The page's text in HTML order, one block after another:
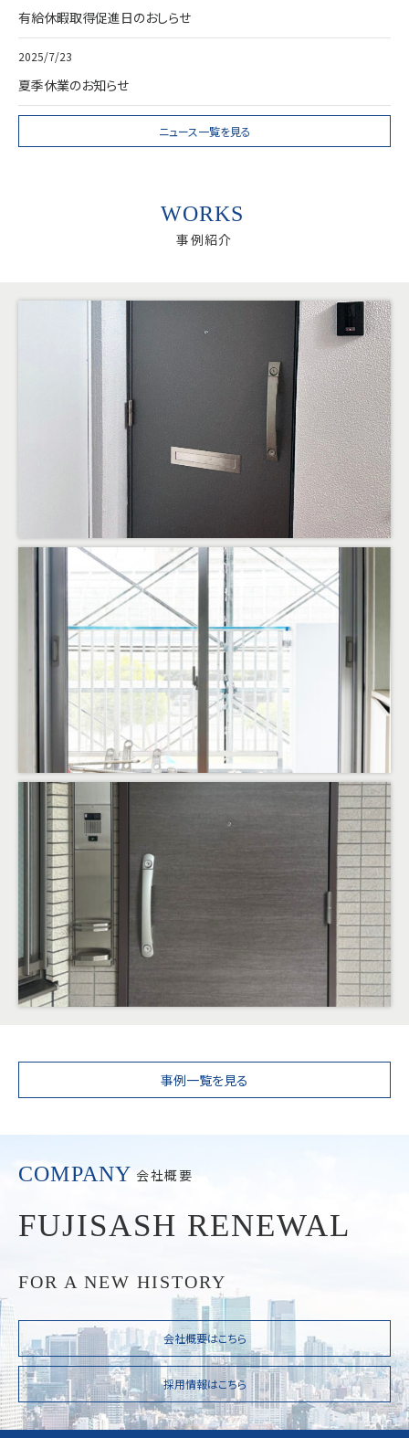
有給休暇取得促進日のおしらせ
2025/7/23
夏季休業のお知らせ
ニュース一覧を見る
WORKS
事例紹介
事例一覧を見る
COMPANY 会社概要
FUJISASH RENEWAL
FOR A NEW HISTORY
会社概要はこちら
採用情報はこちら